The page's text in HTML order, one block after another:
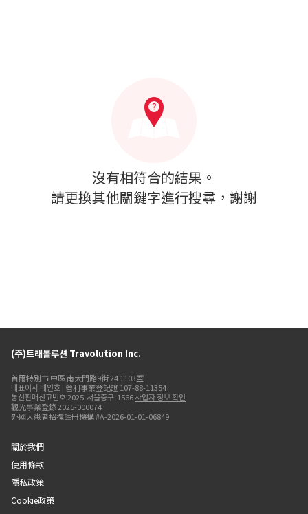
沒有相符合的結果。
請更換其他關鍵字進行搜尋，謝謝
(주)트래볼루션 Travolution Inc.
首爾特別市 中區 南大門路9街 24 1103室
대표이사 배인호 | 營利事業登記證 107-88-11354
통신판매신고번호 2025-서울중구-1566사업자 정보 확인
觀光事業登錄 2025-000074
外國人患者招攬註冊機構 #A-2026-01-01-06849
關於我們
使用條款
隱私政策
Cookie政策